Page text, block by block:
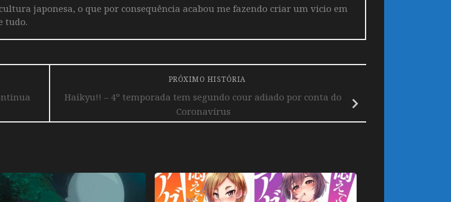
japonesa, o que por consequência acabou me fazendo criar um vicio em
tudo.
PRÓXIMO HISTÓRIA
Haikyu!! – 4º temporada tem segundo cour adiado por conta do
Coronavírus